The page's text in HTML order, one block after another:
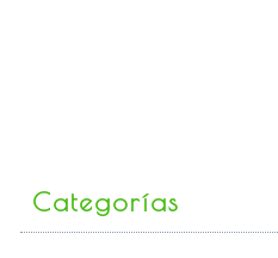
Categorías